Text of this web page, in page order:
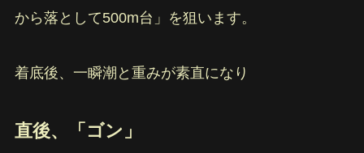
から落として500m台」を狙います。
着底後、一瞬潮と重みが素直になり
直後、「ゴン」